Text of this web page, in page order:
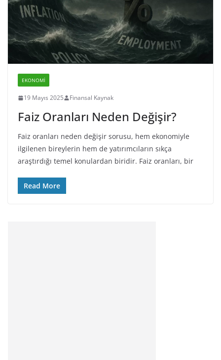
EKONOMI
19 Mayıs 2025 Finansal Kaynak
Faiz Oranları Neden Değişir?
Faiz oranları neden değişir sorusu, hem ekonomiyle
ilgilenen bireylerin hem de yatırımcıların sıkça
araştırdığı temel konulardan biridir. Faiz oranları, bir
Read More